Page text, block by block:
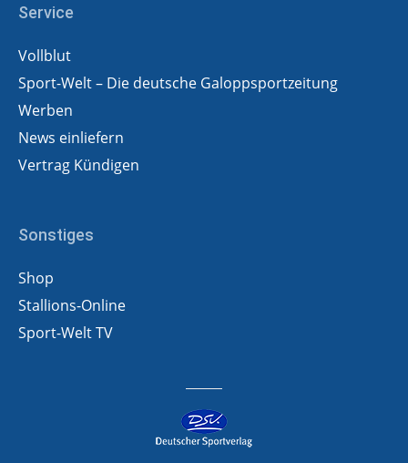
Service
Vollblut
Sport-Welt – Die deutsche Galoppsportzeitung
Werben
News einliefern
Vertrag Kündigen
Sonstiges
Shop
Stallions-Online
Sport-Welt TV